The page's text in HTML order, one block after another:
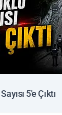
5'e Çıktı